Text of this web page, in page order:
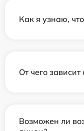
Как я узнаю,
От чего
Возможен ли